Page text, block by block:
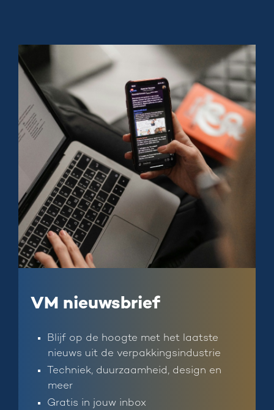
VM nieuwsbrief
Blijf op de hoogte met het laatste
nieuws uit de verpakkingsindustrie
Techniek, duurzaamheid, design en
meer
Gratis in jouw inbox